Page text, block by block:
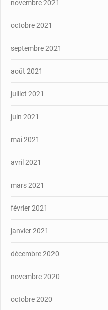
novembre 2021
octobre 2021
septembre 2021
août 2021
juillet 2021
juin 2021
mai 2021
avril 2021
mars 2021
février 2021
janvier 2021
décembre 2020
novembre 2020
octobre 2020